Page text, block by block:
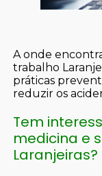
A onde
trabalho
práticas
reduzir os
Tem
medicina e
Laranjeiras?